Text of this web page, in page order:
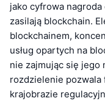
jako cyfrowa nagroda
zasilają blockchain.
blockchainem,
usług opartych na
nie zajmując się jego
rozdzielenie
krajobrazie